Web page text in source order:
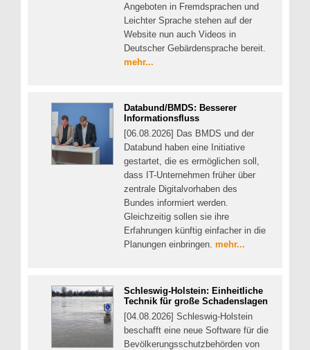
Angeboten in Fremdsprachen und
Leichter Sprache stehen auf der
Website nun auch Videos in
Deutscher Gebärdensprache bereit.
mehr...
Databund/BMDS: Besserer
Informationsfluss
[06.08.2026] Das BMDS und der
Databund haben eine Initiative
gestartet, die es ermöglichen soll,
dass IT-Unternehmen früher über
zentrale Digitalvorhaben des
Bundes informiert werden.
Gleichzeitig sollen sie ihre
Erfahrungen künftig einfacher in die
Planungen einbringen. mehr...
Schleswig-Holstein: Einheitliche
Technik für große Schadenslagen
[04.08.2026] Schleswig-Holstein
beschafft eine neue Software für die
Bevölkerungsschutzbehörden von